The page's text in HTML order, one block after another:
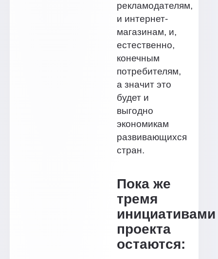
рекламодателям,
и интернет-
магазинам, и,
естественно,
конечным
потребителям,
а значит это
будет и
выгодно
экономикам
развивающихся
стран.
Пока же
тремя
инициативами
проекта
остаются: